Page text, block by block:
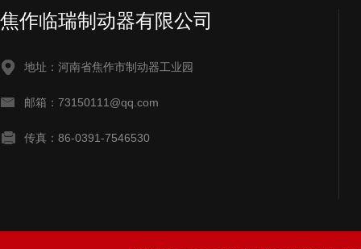
焦作临瑞制动器有限公司
地址：河南省焦作市制动器工业园
邮箱：73150111@qq.com
传真：86-0391-7546530